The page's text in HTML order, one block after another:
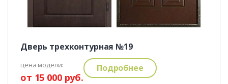
Дверь трехконтурная №19
цена модели:
от 15 000 руб.
Подробнее